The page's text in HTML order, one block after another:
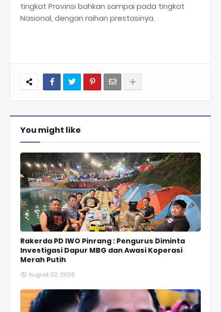
tingkat Provinsi bahkan sampai pada tingkat
Nasional, dengan raihan prestasinya.
You might like
Rakerda PD IWO Pinrang : Pengurus Diminta
Investigasi Dapur MBG dan Awasi Koperasi
Merah Putih
August 02, 2026